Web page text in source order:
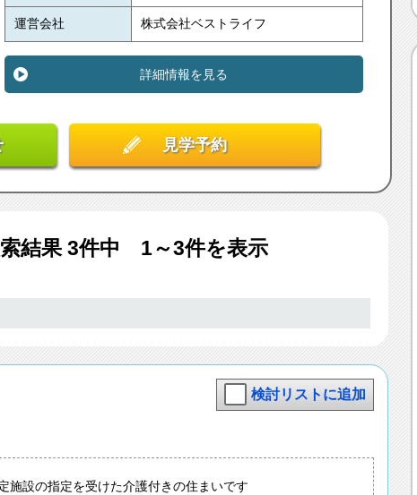
運営会社 株式会社ベストライフ
詳細情報を見る
見学予約
結果 3件中 1～3件を表示
検討リストに追加
施設の指定を受けた介護付きの住まいです